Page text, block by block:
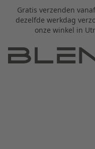
Gratis verzenden
dezelfde werkdag
onze winkel in